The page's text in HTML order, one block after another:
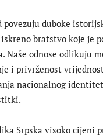
povezuju duboke
bratstvo koje je
Naše odnose odlikuju
i privrženost
nacionalnog
Srpska visoko cijeni